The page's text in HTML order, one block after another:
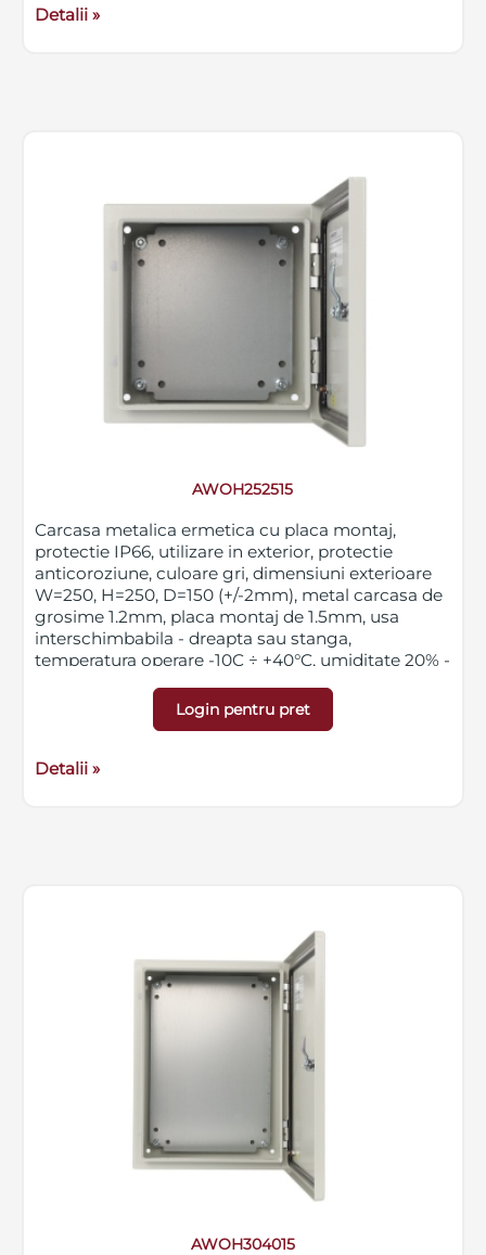
Detalii »
AWOH252515
Carcasa metalica ermetica cu placa montaj,
protectie IP66, utilizare in exterior, protectie
anticoroziune, culoare gri, dimensiuni exterioare
W=250, H=250, D=150 (+/-2mm), metal carcasa de
grosime 1.2mm, placa montaj de 1.5mm, usa
interschimbabila - dreapta sau stanga,
temperatura operare -10C ÷ +40°C, umiditate 20% -
Login pentru pret
Detalii »
AWOH304015